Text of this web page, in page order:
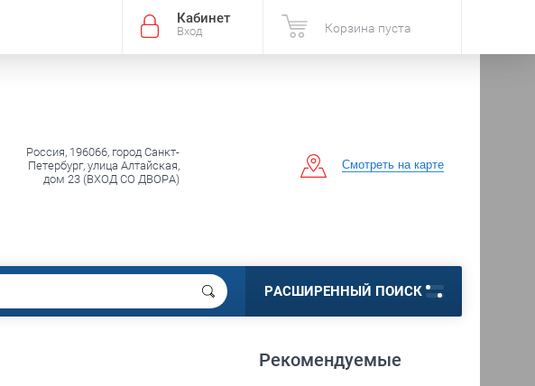
Кабинет
Вход Корзина пуста
Россия, 196066, город Санкт-
Петербург, улица Алтайская,
дом 23 (ВХОД СО ДВОРА)
Смотреть на карте
РАСШИРЕННЫЙ ПОИСК
Рекомендуемые